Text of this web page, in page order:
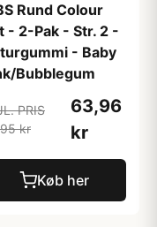
Rund Colour
- 2-Pak - Str. 2 -
- Baby
Bubblegum
PRIS
kr
63,96
kr
Køb her